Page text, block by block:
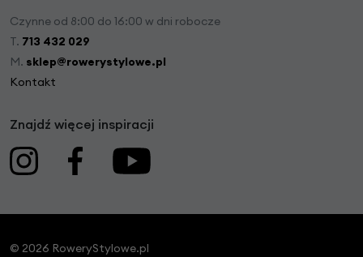
Czynne od 8:00 do 16:00 w dni robocze
T. 713 432 029
M. sklep@rowerystylowe.pl
Kontakt
Znajdź więcej inspiracji
© 2026 RoweryStylowe.pl